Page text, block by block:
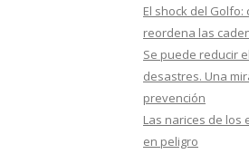
rEl shock del
reordena las
Se puede reducir
desastres. Una
prevención
Las narices de los
en peligro